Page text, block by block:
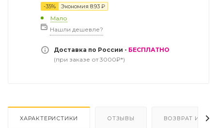
-35% Экономия 8.93 ₽
Мало
Нашли дешевле?
Доставка по России - БЕСПЛАТНО
(при заказе от 3000₽*)
ХАРАКТЕРИСТИКИ ОТЗЫВЫ ВОЗВРАТ И